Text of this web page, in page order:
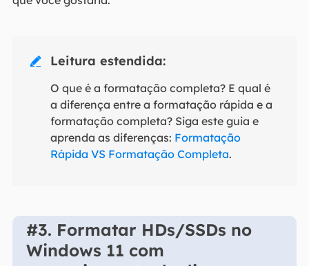
 Leitura estendida:
O que é a formatação completa? E qual é
a diferença entre a formatação rápida e a
formatação completa? Siga este guia e
aprenda as diferenças: Formatação
Rápida VS Formatação Completa.
#3. Formatar HDs/SSDs no
Windows 11 com